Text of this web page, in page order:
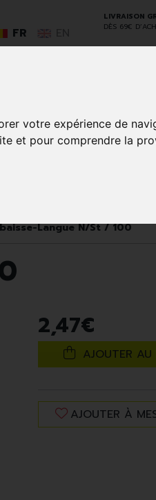
votre expérience de
et pour comprendre la
LIVRAISON
DÈS 69€
FR
GO
Langue N/St / 100
2,47€
AJOUTER AU
AJOUTER À